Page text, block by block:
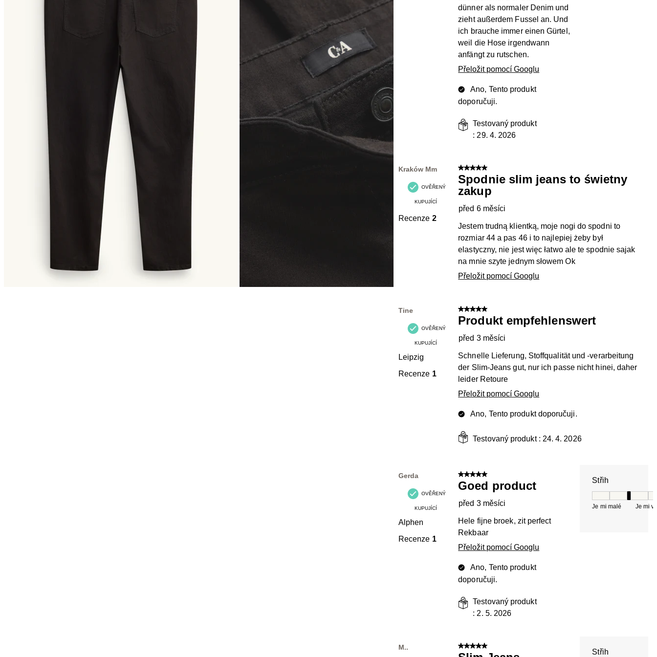
dünner als normaler Denim und
zieht außerdem Fussel an. Und
ich brauche immer einen Gürtel,
weil die Hose irgendwann
anfängt zu rutschen.
Přeložit pomocí Googlu
Ano, Tento produkt
doporučuji.
Testovaný produkt
: 29. 4. 2026
Kraków Mm
OVĚŘENÝ
KUPUJÍCÍ
Recenze 2
5 z 5 hvězdiček.
Spodnie slim jeans to świetny
zakup
před 6 měsíci
Jestem trudną klientką, moje nogi do spodni to
rozmiar 44 a pas 46 i to najlepiej żeby był
elastyczny, nie jest więc łatwo ale te spodnie sajak
na mnie szyte jednym słowem Ok
Přeložit pomocí Googlu
Tine
OVĚŘENÝ
KUPUJÍCÍ
Leipzig
Recenze 1
5 z 5 hvězdiček.
Produkt empfehlenswert
před 3 měsíci
Schnelle Lieferung, Stoffqualität und -verarbeitung
der Slim-Jeans gut, nur ich passe nicht hinei, daher
leider Retoure
Přeložit pomocí Googlu
Ano, Tento produkt doporučuji.
Testovaný produkt : 24. 4. 2026
Gerda
OVĚŘENÝ
KUPUJÍCÍ
Alphen
Recenze 1
5 z 5 hvězdiček.
Goed product
před 3 měsíci
Hele fijne broek, zit perfect
Rekbaar
Přeložit pomocí Googlu
Ano, Tento produkt
doporučuji.
Testovaný produkt
: 2. 5. 2026
Střih
Je mi malé Je mi
M.. 5 z 5 hvězdiček. Střih